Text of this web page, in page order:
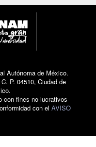
Autónoma de México.
P. 04510, Ciudad de
con fines no lucrativos
con el AVISO